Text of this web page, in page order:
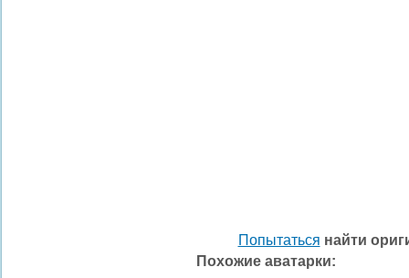
Попытаться найти
Похожие аватарки: